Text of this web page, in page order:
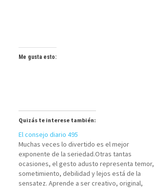
Me gusta esto:
Quizás te interese también:
El consejo diario 495
Muchas veces lo divertido es el mejor
exponente de la seriedad.Otras tantas
ocasiones, el gesto adusto representa temor,
sometimiento, debilidad y lejos está de la
sensatez. Aprende a ser creativo, original,